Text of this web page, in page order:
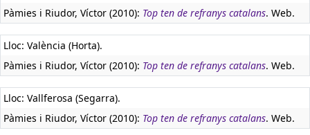
Pàmies i Riudor, Víctor (2010): Top ten de refranys catalans. Web.
Lloc: València (Horta).
Pàmies i Riudor, Víctor (2010): Top ten de refranys catalans. Web.
Lloc: Vallferosa (Segarra).
Pàmies i Riudor, Víctor (2010): Top ten de refranys catalans. Web.